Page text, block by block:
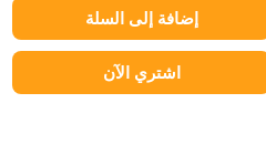
إضافة إلى السلة
اشتري الآن